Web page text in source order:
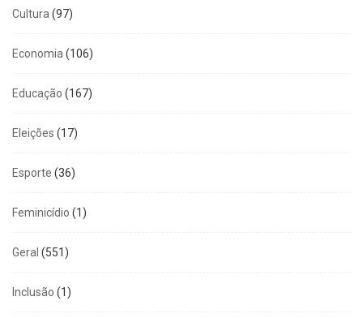
Cultura (97)
Economia (106)
Educação (167)
Eleições (17)
Esporte (36)
Feminicídio (1)
Geral (551)
Inclusão (1)